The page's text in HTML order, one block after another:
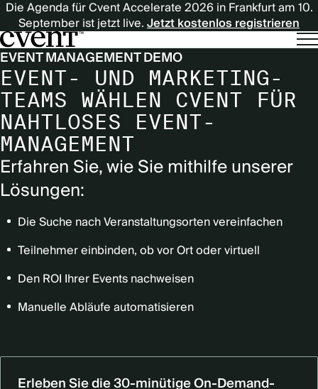
Die Agenda für Cvent Accelerate 2026 in Frankfurt am 10.
September ist jetzt live.Jetzt kostenlos registrieren
EVENT MANAGEMENT DEMO
EVENT- UND MARKETING-
TEAMS WÄHLEN CVENT FÜR
NAHTLOSES EVENT-
MANAGEMENT
Erfahren Sie, wie Sie mithilfe unserer
Lösungen:
Die Suche nach Veranstaltungsorten vereinfachen
Teilnehmer einbinden, ob vor Ort oder virtuell
Den ROI Ihrer Events nachweisen
Manuelle Abläufe automatisieren
Erleben Sie die 30-minütige On-Demand-